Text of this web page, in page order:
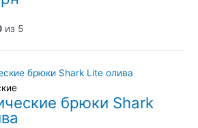
из 5
брюки Shark